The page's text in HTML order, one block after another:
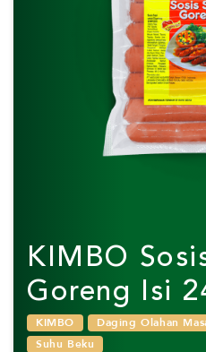
KIMBO
Goreng Isi
KIMBO Daging Olahan
Suhu Beku